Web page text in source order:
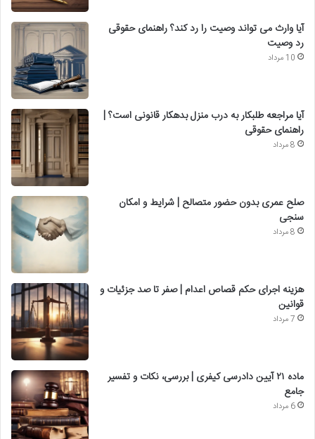
آیا وارث می تواند وصیت را رد کند؟ راهنمای حقوقی
رد وصیت
10 مرداد
آیا مراجعه طلبکار به درب منزل بدهکار قانونی است؟ |
راهنمای حقوقی
8 مرداد
صلح عمری بدون حضور متصالح | شرایط و امکان
سنجی
8 مرداد
هزینه اجرای حکم قصاص اعدام | صفر تا صد جزئیات و
قوانین
7 مرداد
ماده ۲۱ آیین دادرسی کیفری | بررسی، نکات و تفسیر
جامع
6 مرداد